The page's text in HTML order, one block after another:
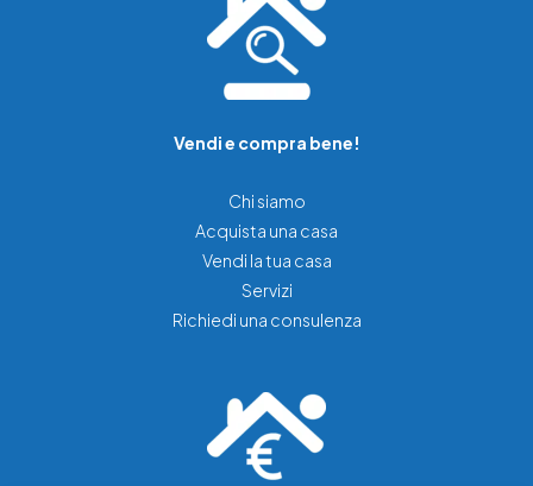
Vendi e compra bene!
Chi siamo
Acquista una casa
Vendi la tua casa
Servizi
Richiedi una consulenza